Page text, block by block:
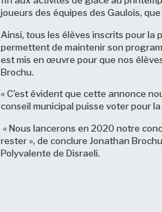
joueurs des équipes des Gaulois,
Ainsi, tous les élèves inscrits pour la
permettent de maintenir son
est mis en œuvre pour que nos
Brochu.
« C'est évident que cette annonce
conseil municipal puisse voter pour
« Nous lancerons en 2020 notre
rester », de conclure Jonathan
Polyvalente de Disraeli.